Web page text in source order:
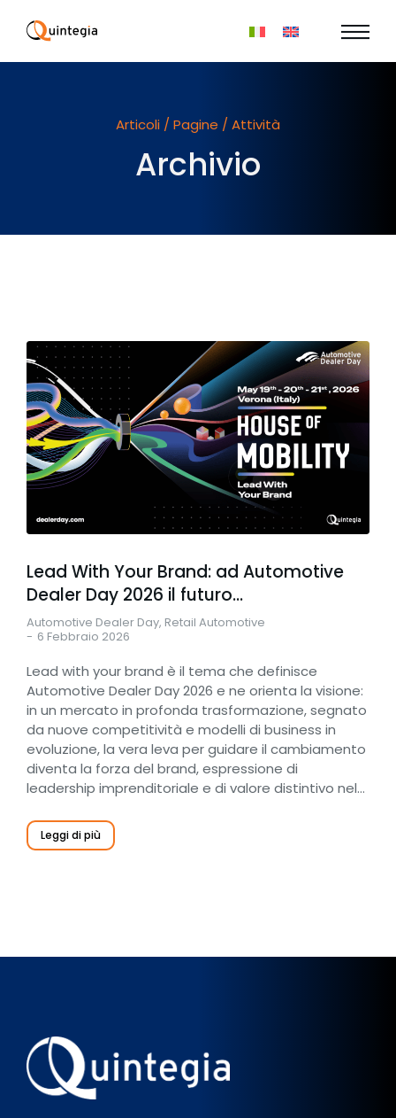
Articoli / Pagine / Attività
Archivio
Lead With Your Brand: ad Automotive
Dealer Day 2026 il futuro…
Automotive Dealer Day, Retail Automotive
6 Febbraio 2026
Lead with your brand è il tema che definisce
Automotive Dealer Day 2026 e ne orienta la visione:
in un mercato in profonda trasformazione, segnato
da nuove competitività e modelli di business in
evoluzione, la vera leva per guidare il cambiamento
diventa la forza del brand, espressione di
leadership imprenditoriale e di valore distintivo nel…
Leggi di più